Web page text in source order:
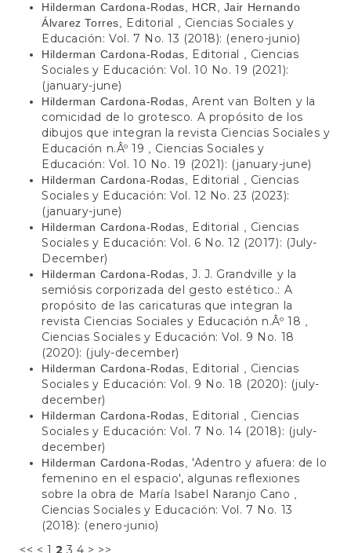
Hilderman Cardona-Rodas, HCR, Jair Hernando
Álvarez Torres, Editorial , Ciencias Sociales y
Educación: Vol. 7 No. 13 (2018): (enero-junio)
Hilderman Cardona-Rodas, Editorial , Ciencias
Sociales y Educación: Vol. 10 No. 19 (2021):
(january-june)
Hilderman Cardona-Rodas, Arent van Bolten y la
comicidad de lo grotesco. A propósito de los
dibujos que integran la revista Ciencias Sociales y
Educación n.Âº 19 , Ciencias Sociales y
Educación: Vol. 10 No. 19 (2021): (january-june)
Hilderman Cardona-Rodas, Editorial , Ciencias
Sociales y Educación: Vol. 12 No. 23 (2023):
(january-june)
Hilderman Cardona-Rodas, Editorial , Ciencias
Sociales y Educación: Vol. 6 No. 12 (2017): (July-
December)
Hilderman Cardona-Rodas, J. J. Grandville y la
semiósis corporizada del gesto estético.: A
propósito de las caricaturas que integran la
revista Ciencias Sociales y Educación n.Âº 18 ,
Ciencias Sociales y Educación: Vol. 9 No. 18
(2020): (july-december)
Hilderman Cardona-Rodas, Editorial , Ciencias
Sociales y Educación: Vol. 9 No. 18 (2020): (july-
december)
Hilderman Cardona-Rodas, Editorial , Ciencias
Sociales y Educación: Vol. 7 No. 14 (2018): (july-
december)
Hilderman Cardona-Rodas, 'Adentro y afuera: de lo
femenino en el espacio', algunas reflexiones
sobre la obra de María Isabel Naranjo Cano ,
Ciencias Sociales y Educación: Vol. 7 No. 13
(2018): (enero-junio)
<< < 1 2 3 4 > >>